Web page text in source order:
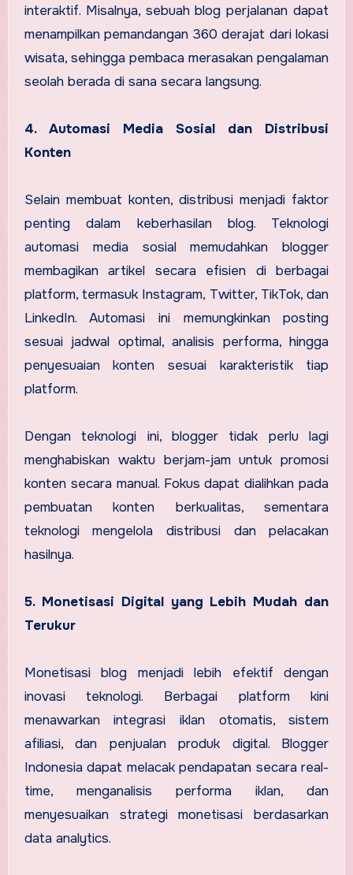
interaktif. Misalnya, sebuah blog perjalanan dapat
menampilkan pemandangan 360 derajat dari lokasi
wisata, sehingga pembaca merasakan pengalaman
seolah berada di sana secara langsung.
4. Automasi Media Sosial dan Distribusi
Konten
Selain membuat konten, distribusi menjadi faktor
penting dalam keberhasilan blog. Teknologi
automasi media sosial memudahkan blogger
membagikan artikel secara efisien di berbagai
platform, termasuk Instagram, Twitter, TikTok, dan
LinkedIn. Automasi ini memungkinkan posting
sesuai jadwal optimal, analisis performa, hingga
penyesuaian konten sesuai karakteristik tiap
platform.
Dengan teknologi ini, blogger tidak perlu lagi
menghabiskan waktu berjam-jam untuk promosi
konten secara manual. Fokus dapat dialihkan pada
pembuatan konten berkualitas, sementara
teknologi mengelola distribusi dan pelacakan
hasilnya.
5. Monetisasi Digital yang Lebih Mudah dan
Terukur
Monetisasi blog menjadi lebih efektif dengan
inovasi teknologi. Berbagai platform kini
menawarkan integrasi iklan otomatis, sistem
afiliasi, dan penjualan produk digital. Blogger
Indonesia dapat melacak pendapatan secara real-
time, menganalisis performa iklan, dan
menyesuaikan strategi monetisasi berdasarkan
data analytics.